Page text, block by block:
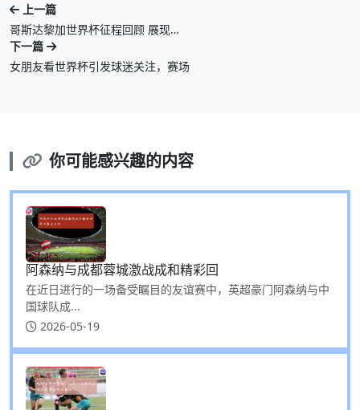
上一篇
哥斯达黎加世界杯征程回顾 展现…
下一篇
女朋友看世界杯引发球迷关注，赛场
你可能感兴趣的内容
阿森纳与成都蓉城激战成和精彩回
在近日进行的一场备受瞩目的友谊赛中，英超豪门阿森纳与中
国球队成...
2026-05-19